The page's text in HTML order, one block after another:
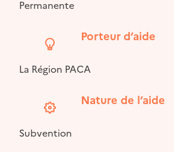
Permanente
Porteur d’aide
La Région PACA
Nature de l’aide
Subvention